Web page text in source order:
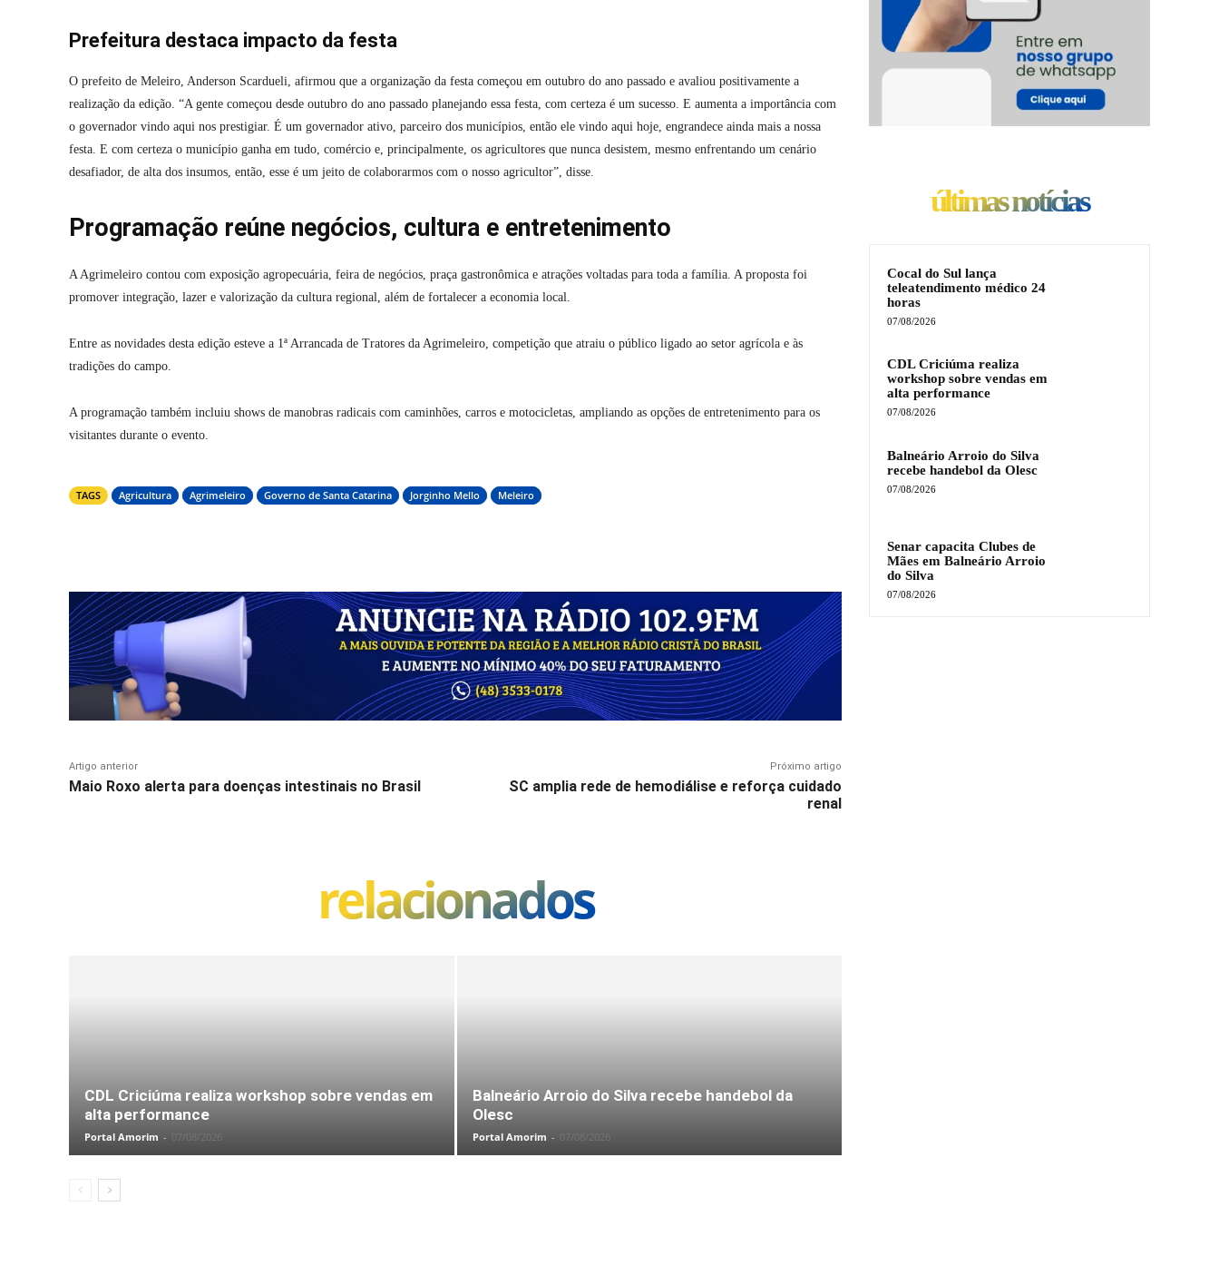
Prefeitura destaca impacto da festa
O prefeito de Meleiro, Anderson Scardueli, afirmou que a organização da festa começou em outubro do ano passado e avaliou positivamente a
realização da edição. “A gente começou desde outubro do ano passado planejando essa festa, com certeza é um sucesso. E aumenta a importância com
o governador vindo aqui nos prestigiar. É um governador ativo, parceiro dos municípios, então ele vindo aqui hoje, engrandece ainda mais a nossa
festa. E com certeza o município ganha em tudo, comércio e, principalmente, os agricultores que nunca desistem, mesmo enfrentando um cenário
desafiador, de alta dos insumos, então, esse é um jeito de colaborarmos com o nosso agricultor”, disse.
Programação reúne negócios, cultura e entretenimento
A Agrimeleiro contou com exposição agropecuária, feira de negócios, praça gastronômica e atrações voltadas para toda a família. A proposta foi
promover integração, lazer e valorização da cultura regional, além de fortalecer a economia local.
Entre as novidades desta edição esteve a 1ª Arrancada de Tratores da Agrimeleiro, competição que atraiu o público ligado ao setor agrícola e às
tradições do campo.
A programação também incluiu shows de manobras radicais com caminhões, carros e motocicletas, ampliando as opções de entretenimento para os
visitantes durante o evento.
TAGS Agricultura Agrimeleiro Governo de Santa Catarina Jorginho Mello Meleiro
Artigo anterior
Maio Roxo alerta para doenças intestinais no Brasil
Próximo artigo
SC amplia rede de hemodiálise e reforça cuidado
renal
relacionados
CDL Criciúma realiza workshop sobre vendas em
alta performance
Portal Amorim - 07/08/2026
Balneário Arroio do Silva recebe handebol da
Olesc
Portal Amorim - 07/08/2026
últimas notícias
Cocal do Sul lança
teleatendimento médico 24
horas
07/08/2026
CDL Criciúma realiza
workshop sobre vendas em
alta performance
07/08/2026
Balneário Arroio do Silva
recebe handebol da Olesc
07/08/2026
Senar capacita Clubes de
Mães em Balneário Arroio
do Silva
07/08/2026